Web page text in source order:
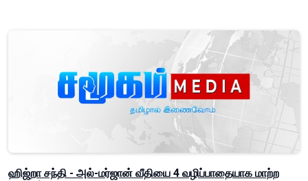
ஹிஜ்றா சந்தி - அல்-மர்ஜான் வீதியை 4 வழிப்பாதையாக மாற்ற